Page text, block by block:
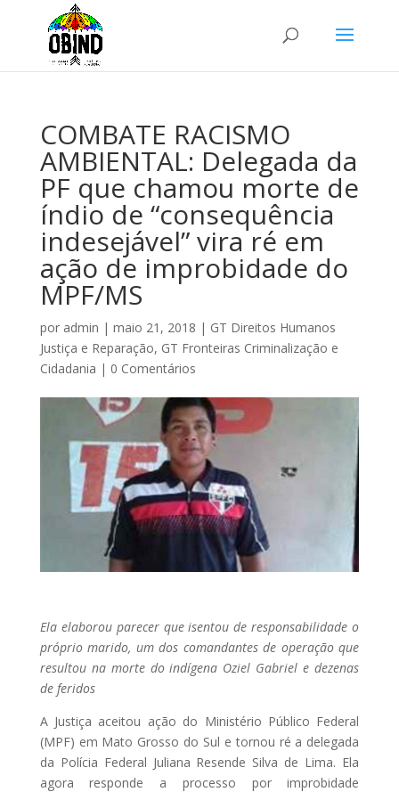
COMBATE RACISMO
AMBIENTAL: Delegada da
PF que chamou morte de
índio de “consequência
indesejável” vira ré em
ação de improbidade do
MPF/MS
por admin | maio 21, 2018 | GT Direitos Humanos
Justiça e Reparação, GT Fronteiras Criminalização e
Cidadania | 0 Comentários
Ela elaborou parecer que isentou de responsabilidade o
próprio marido, um dos comandantes de operação que
resultou na morte do indígena Oziel Gabriel e dezenas
de feridos
A Justiça aceitou ação do Ministério Público Federal
(MPF) em Mato Grosso do Sul e tornou ré a delegada
da Polícia Federal Juliana Resende Silva de Lima. Ela
agora responde a processo por improbidade